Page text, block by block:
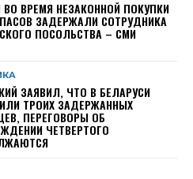
ВО ВРЕМЯ НЕЗАКОННОЙ ПОКУПКИ
ЗАДЕРЖАЛИ СОТРУДНИКА
ПОСОЛЬСТВА – СМИ
ЗАЯВИЛ, ЧТО В БЕЛАРУСИ
ТРОИХ ЗАДЕРЖАННЫХ
ПЕРЕГОВОРЫ ОБ
ЧЕТВЕРТОГО